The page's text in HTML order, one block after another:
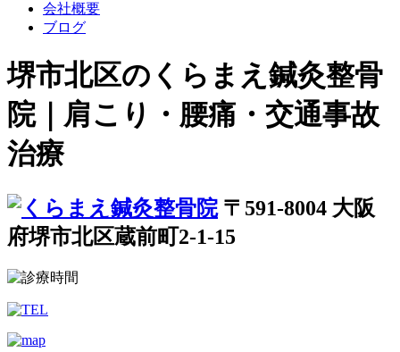
会社概要
ブログ
堺市北区のくらまえ鍼灸整骨
院｜肩こり・腰痛・交通事故
治療
〒591-8004 大阪
府堺市北区蔵前町2-1-15